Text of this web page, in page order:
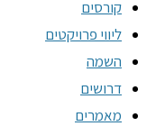
קורסים
ליווי פרויקטים
השמה
דרושים
מאמרים